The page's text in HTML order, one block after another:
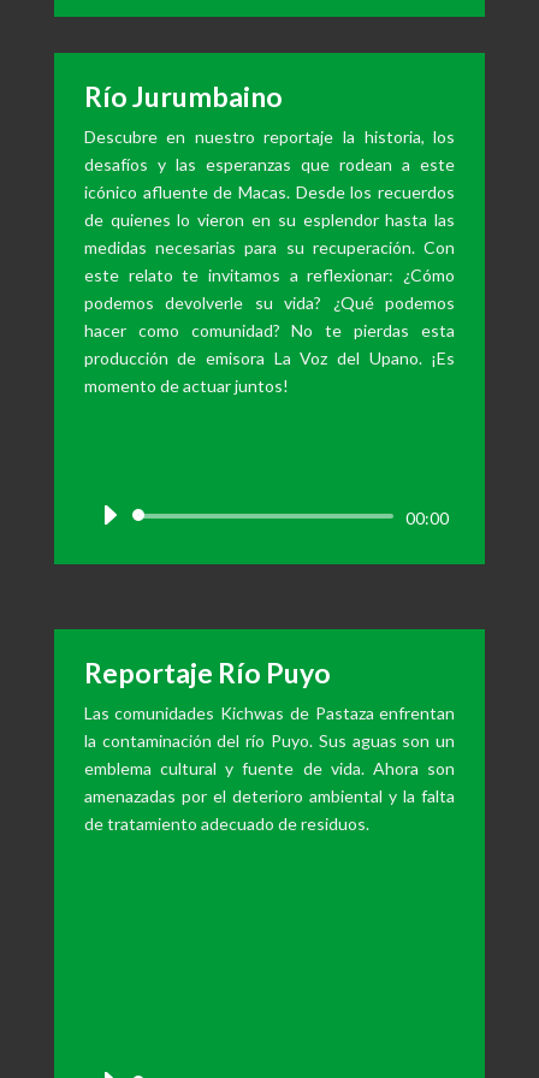
Río Jurumbaino
Descubre en nuestro reportaje la historia, los
desafíos y las esperanzas que rodean a este
icónico afluente de Macas. Desde los recuerdos
de quienes lo vieron en su esplendor hasta las
medidas necesarias para su recuperación. Con
este relato te invitamos a reflexionar: ¿Cómo
podemos devolverle su vida? ¿Qué podemos
hacer como comunidad? No te pierdas esta
producción de emisora La Voz del Upano. ¡Es
momento de actuar juntos!
Reproductor
00:00
Reportaje Río Puyo
Las comunidades Kichwas de Pastaza enfrentan
la contaminación del río Puyo. Sus aguas son un
emblema cultural y fuente de vida. Ahora son
amenazadas por el deterioro ambiental y la falta
de tratamiento adecuado de residuos.